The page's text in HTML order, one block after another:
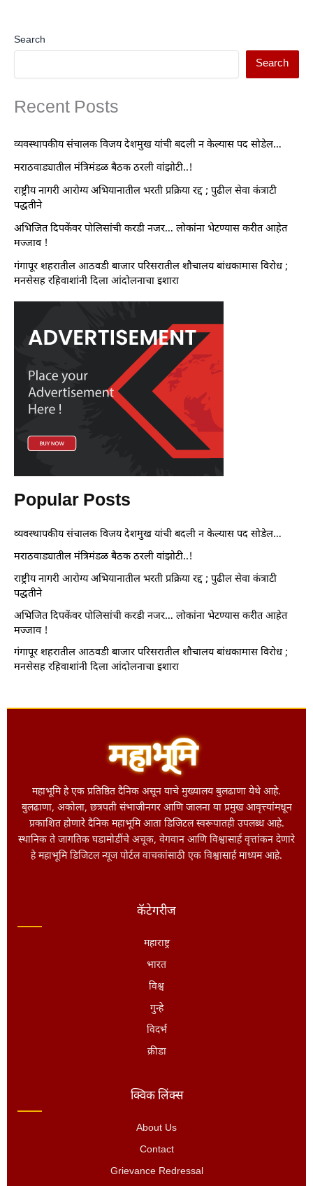
Search
Search
Recent Posts
व्यवस्थापकीय संचालक विजय देशमुख यांची बदली न केल्यास पद सोडेल…
मराठवाड्यातील मंत्रिमंडळ बैठक ठरली वांझोटी..!
राष्ट्रीय नागरी आरोग्य अभियानातील भरती प्रक्रिया रद्द ; पुढील सेवा कंत्राटी
पद्धतीने
अभिजित दिपकेंवर पोलिसांची करडी नजर… लोकांना भेटण्यास करीत आहेत
मज्जाव !
गंगापूर शहरातील आठवडी बाजार परिसरातील शौचालय बांधकामास विरोध ;
मनसेसह रहिवाशांनी दिला आंदोलनाचा इशारा
Popular Posts
व्यवस्थापकीय संचालक विजय देशमुख यांची बदली न केल्यास पद सोडेल…
मराठवाड्यातील मंत्रिमंडळ बैठक ठरली वांझोटी..!
राष्ट्रीय नागरी आरोग्य अभियानातील भरती प्रक्रिया रद्द ; पुढील सेवा कंत्राटी
पद्धतीने
अभिजित दिपकेंवर पोलिसांची करडी नजर… लोकांना भेटण्यास करीत आहेत
मज्जाव !
गंगापूर शहरातील आठवडी बाजार परिसरातील शौचालय बांधकामास विरोध ;
मनसेसह रहिवाशांनी दिला आंदोलनाचा इशारा
महाभूमि हे एक प्रतिष्ठित दैनिक असून याचे मुख्यालय बुलढाणा येथे आहे.
बुलढाणा, अकोला, छत्रपती संभाजीनगर आणि जालना या प्रमुख आवृत्त्यांमधून
प्रकाशित होणारे दैनिक महाभूमि आता डिजिटल स्वरूपातही उपलब्ध आहे.
स्थानिक ते जागतिक घडामोडींचे अचूक, वेगवान आणि विश्वासार्ह वृत्तांकन देणारे
हे महाभूमि डिजिटल न्यूज पोर्टल वाचकांसाठी एक विश्वासार्ह माध्यम आहे.
कॅटेगरीज
महाराष्ट्र
भारत
विश्व
गुन्हे
विदर्भ
क्रीडा
क्विक लिंक्स
About Us
Contact
Grievance Redressal